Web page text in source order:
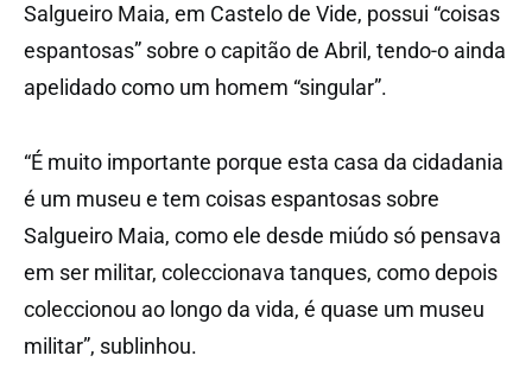
Salgueiro Maia, em Castelo de Vide, possui “coisas
espantosas” sobre o capitão de Abril, tendo-o ainda
apelidado como um homem “singular”.
“É muito importante porque esta casa da cidadania
é um museu e tem coisas espantosas sobre
Salgueiro Maia, como ele desde miúdo só pensava
em ser militar, coleccionava tanques, como depois
coleccionou ao longo da vida, é quase um museu
militar”, sublinhou.